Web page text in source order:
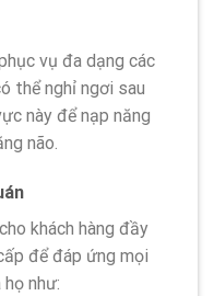
vụ đa dạng các
thể nghỉ ngơi sau
này để nạp năng
não.
khách hàng đầy
để đáp ứng mọi
như: